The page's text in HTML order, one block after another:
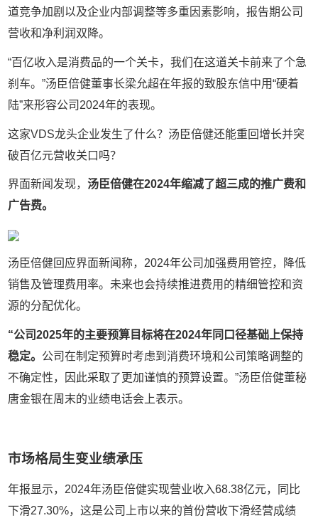
道竞争加剧以及企业内部调整等多重因素影响，报告期公司
营收和净利润双降。
“百亿收入是消费品的一个关卡，我们在这道关卡前来了个急
刹车。”汤臣倍健董事长梁允超在年报的致股东信中用“硬着
陆”来形容公司2024年的表现。
这家VDS龙头企业发生了什么？汤臣倍健还能重回增长并突
破百亿元营收关口吗？
界面新闻发现，汤臣倍健在2024年缩减了超三成的推广费和
广告费。
汤臣倍健回应界面新闻称，2024年公司加强费用管控，降低
销售及管理费用率。未来也会持续推进费用的精细管控和资
源的分配优化。
“公司2025年的主要预算目标将在2024年同口径基础上保持
稳定。 公司在制定预算时考虑到消费环境和公司策略调整的
不确定性，因此采取了更加谨慎的预算设置。”汤臣倍健董秘
唐金银在周末的业绩电话会上表示。
市场格局生变业绩承压
年报显示，2024年汤臣倍健实现营业收入68.38亿元，同比
下滑27.30%，这是公司上市以来的首份营收下滑经营成绩